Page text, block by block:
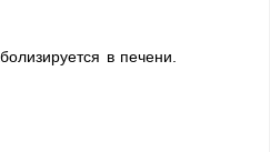
в печени.